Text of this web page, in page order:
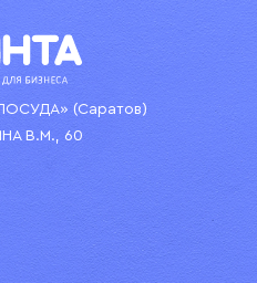
(Саратов)
В.М., 60